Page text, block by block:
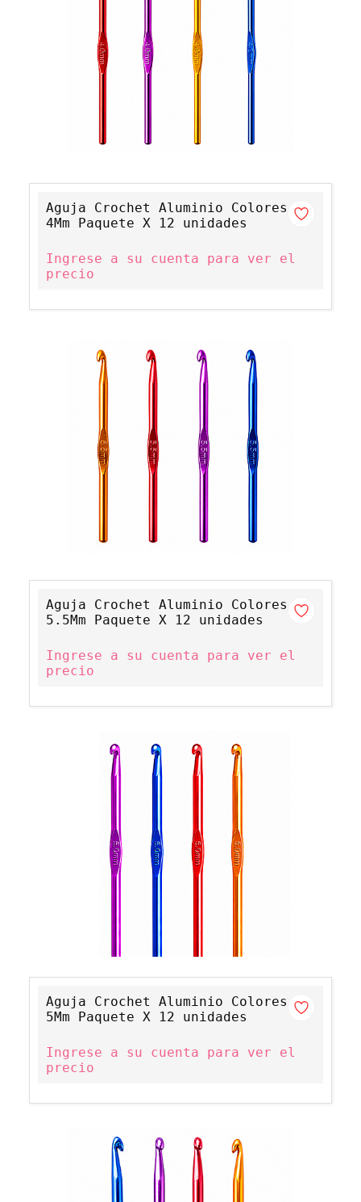
Aguja Crochet Aluminio Colores
4Mm Paquete X 12 unidades
Ingrese a su cuenta para ver el
precio
Aguja Crochet Aluminio Colores
5.5Mm Paquete X 12 unidades
Ingrese a su cuenta para ver el
precio
Aguja Crochet Aluminio Colores
5Mm Paquete X 12 unidades
Ingrese a su cuenta para ver el
precio